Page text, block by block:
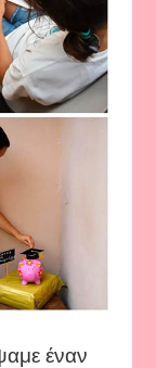
έναν